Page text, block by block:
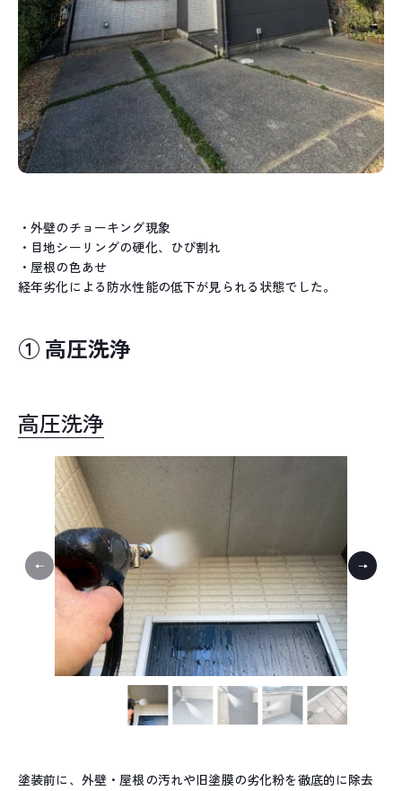
・外壁のチョーキング現象
・目地シーリングの硬化、ひび割れ
・屋根の色あせ
経年劣化による防水性能の低下が見られる状態でした。
① 高圧洗浄
高圧洗浄
塗装前に、外壁・屋根の汚れや旧塗膜の劣化粉を徹底的に除去